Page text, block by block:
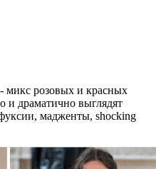
- микс розовых и красных
и драматично выглядят
мадженты, shocking